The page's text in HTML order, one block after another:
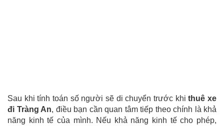
Sau khi tính toán số người sẽ di chuyển trước khithuê xe
đi Tràng An, điều bạn cần quan tâm tiếp theo chính là khả
năng kinh tế của mình. Nếu khả năng kinh tế cho phép,